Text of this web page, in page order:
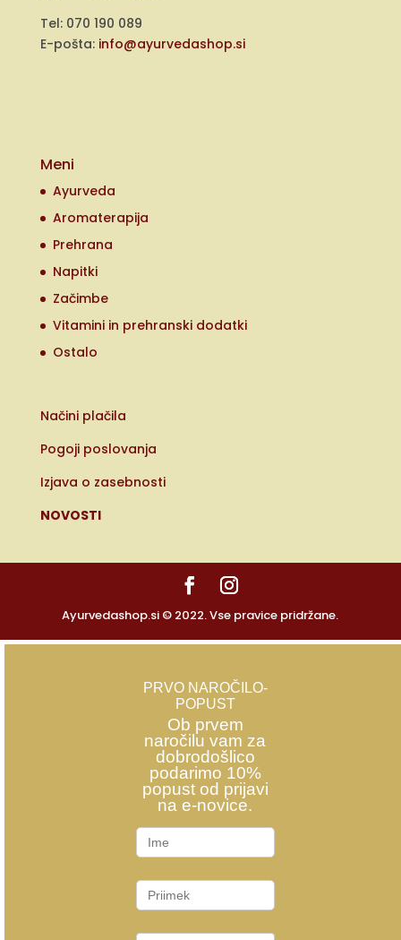
Tel: 070 190 089
E-pošta: info@ayurvedashop.si
Meni
Ayurveda
Aromaterapija
Prehrana
Napitki
Začimbe
Vitamini in prehranski dodatki
Ostalo
Načini plačila
Pogoji poslovanja
Izjava o zasebnosti
NOVOSTI
Ayurvedashop.si © 2022. Vse pravice pridržane.
PRVO NAROČILO-
POPUST
Ob prvem
naročilu vam za
dobrodošlico
podarimo 10%
popust od prijavi
na e-novice.